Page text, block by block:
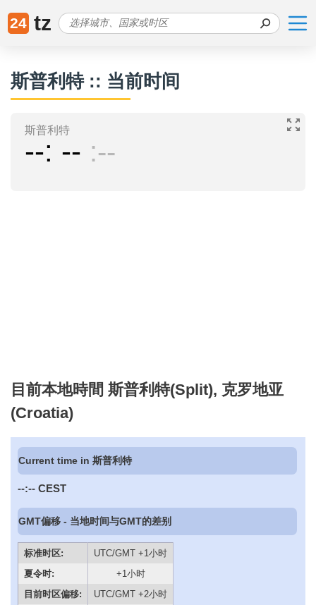
24 tz
斯普利特 :: 当前时间
斯普利特
-- -- --
目前本地時間 斯普利特(Split), 克罗地亚
(Croatia)
Current time in 斯普利特
--:-- CEST
GMT偏移 - 当地时间与GMT的差别
标准时区:
UTC/GMT +1小时
夏令时:
+1小时
目前时区偏移:
UTC/GMT +2小时